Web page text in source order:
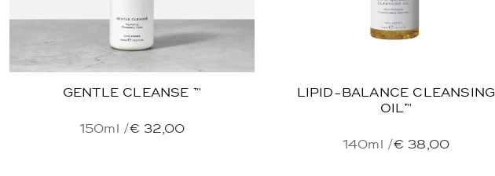
GENTLE CLEANSE ™
150ml /€ 32,00
LIPID-BALANCE CLEANSING
OIL™
140ml /€ 38,00